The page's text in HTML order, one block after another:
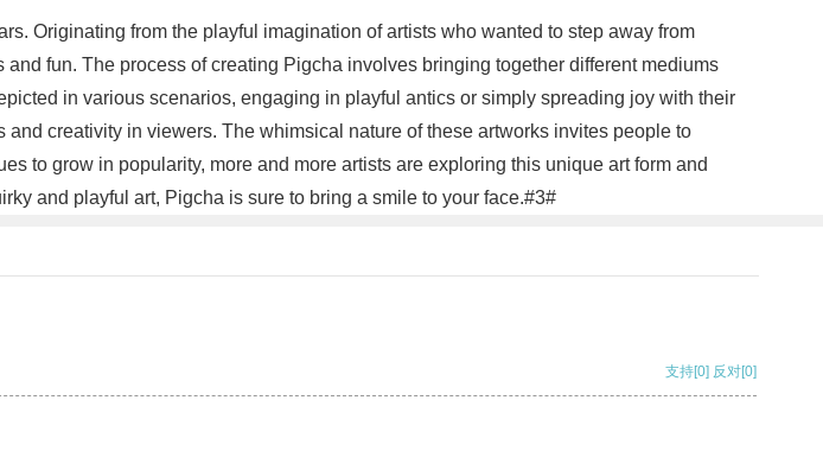
Originating from the playful imagination of artists who wanted to step away from
fun. The process of creating Pigcha involves bringing together different mediums
in various scenarios, engaging in playful antics or simply spreading joy with their
creativity in viewers. The whimsical nature of these artworks invites people to
to grow in popularity, more and more artists are exploring this unique art form and
and playful art, Pigcha is sure to bring a smile to your face.#3#
支持[0] 反对[0]